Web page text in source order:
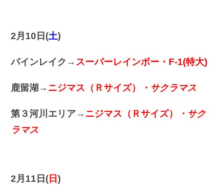
2月10日(土)
パインレイク→ スーパーレインボー・F-1(特大)
鹿留湖→ ニジマス（Ｒサイズ） ・サクラマス
第３河川エリア→ ニジマス（Ｒサイズ）
・サク
ラマス
2月11日( 日)